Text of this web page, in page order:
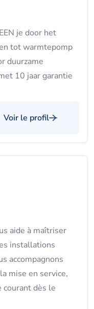
je door het
tot warmtepomp
duurzame
10 jaar garantie
Voir le profil
aide à maîtriser
installations
accompagnons
mise en service,
courant dès le